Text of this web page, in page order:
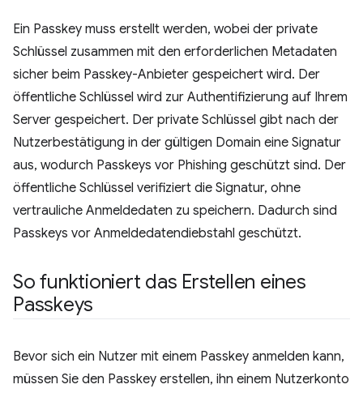
Ein Passkey muss erstellt werden, wobei der private
Schlüssel zusammen mit den erforderlichen Metadaten
sicher beim Passkey-Anbieter gespeichert wird. Der
öffentliche Schlüssel wird zur Authentifizierung auf Ihrem
Server gespeichert. Der private Schlüssel gibt nach der
Nutzerbestätigung in der gültigen Domain eine Signatur
aus, wodurch Passkeys vor Phishing geschützt sind. Der
öffentliche Schlüssel verifiziert die Signatur, ohne
vertrauliche Anmeldedaten zu speichern. Dadurch sind
Passkeys vor Anmeldedatendiebstahl geschützt.
So funktioniert das Erstellen eines
Passkeys
Bevor sich ein Nutzer mit einem Passkey anmelden kann,
müssen Sie den Passkey erstellen, ihn einem Nutzerkonto